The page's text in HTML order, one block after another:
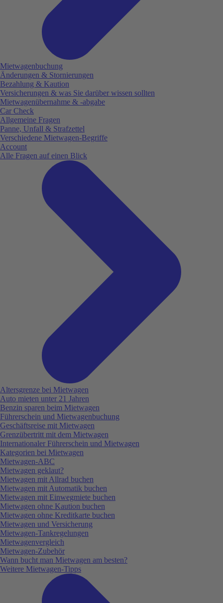
Mietwagenbuchung
Änderungen & Stornierungen
Bezahlung & Kaution
Versicherungen & was Sie darüber wissen sollten
Mietwagenübernahme & -abgabe
Car Check
Allgemeine Fragen
Panne, Unfall & Strafzettel
Verschiedene Mietwagen-Begriffe
Account
Alle Fragen auf einen Blick
Altersgrenze bei Mietwagen
Auto mieten unter 21 Jahren
Benzin sparen beim Mietwagen
Führerschein und Mietwagenbuchung
Geschäftsreise mit Mietwagen
Grenzübertritt mit dem Mietwagen
Internationaler Führerschein und Mietwagen
Kategorien bei Mietwagen
Mietwagen-ABC
Mietwagen geklaut?
Mietwagen mit Allrad buchen
Mietwagen mit Automatik buchen
Mietwagen mit Einwegmiete buchen
Mietwagen ohne Kaution buchen
Mietwagen ohne Kreditkarte buchen
Mietwagen und Versicherung
Mietwagen-Tankregelungen
Mietwagenvergleich
Mietwagen-Zubehör
Wann bucht man Mietwagen am besten?
Weitere Mietwagen-Tipps